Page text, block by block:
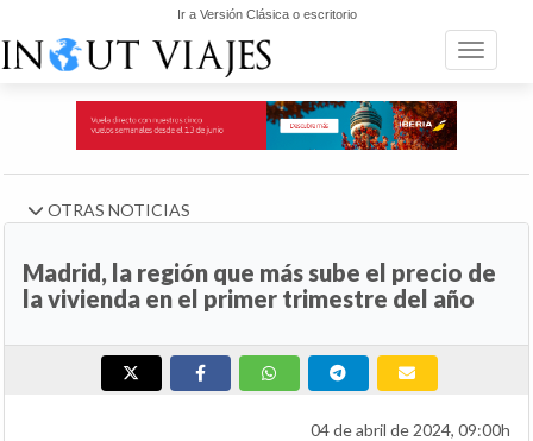
Ir a Versión Clásica o escritorio
Toggle
OTRAS NOTICIAS
Madrid, la región que más sube el precio de
la vivienda en el primer trimestre del año
04 de abril de 2024, 09:00h